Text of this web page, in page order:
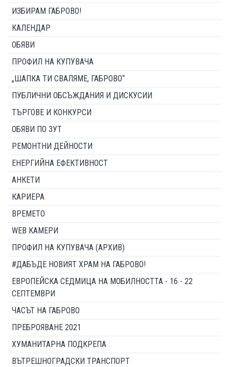
ИЗБИРАМ ГАБРОВО!
КАЛЕНДАР
ОБЯВИ
ПРОФИЛ НА КУПУВАЧА
„ШАПКА ТИ СВАЛЯМЕ, ГАБРОВО“
ПУБЛИЧНИ ОБСЪЖДАНИЯ И ДИСКУСИИ
ТЪРГОВЕ И КОНКУРСИ
ОБЯВИ ПО ЗУТ
РЕМОНТНИ ДЕЙНОСТИ
ЕНЕРГИЙНА ЕФЕКТИВНОСТ
АНКЕТИ
КАРИЕРА
ВРЕМЕТО
WEB КАМЕРИ
ПРОФИЛ НА КУПУВАЧА (АРХИВ)
#ДАБЪДЕ НОВИЯТ ХРАМ НА ГАБРОВО!
ЕВРОПЕЙСКА СЕДМИЦА НА МОБИЛНОСТТА - 16 - 22
СЕПТЕМВРИ
ЧАСЪТ НА ГАБРОВО
ПРЕБРОЯВАНЕ 2021
ХУМАНИТАРНА ПОДКРЕПА
ВЪТРЕШНОГРАДСКИ ТРАНСПОРТ